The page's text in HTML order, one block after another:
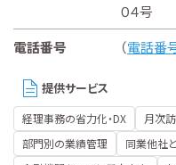
０４号
電話番号
（電話番
提供サービス
経理事務の省力化・DX 月次
部門別の業績管理
同業他社